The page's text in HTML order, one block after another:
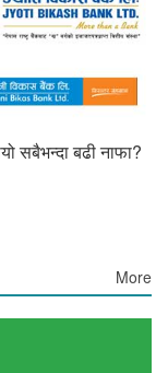
सबैभन्दा बढी नाफा?
More